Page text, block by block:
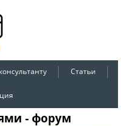
Статьи
- форум